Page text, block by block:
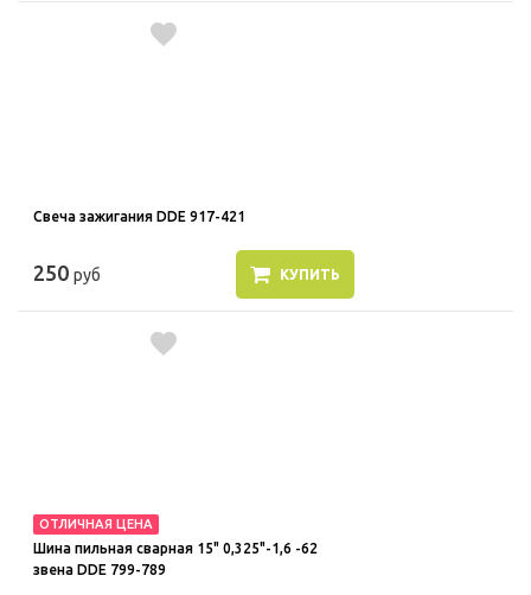
Свеча зажигания DDE 917-421
250 руб КУПИТЬ
ОТЛИЧНАЯ ЦЕНА
Шина пильная сварная 15" 0,325"-1,6 -62
звена DDE 799-789